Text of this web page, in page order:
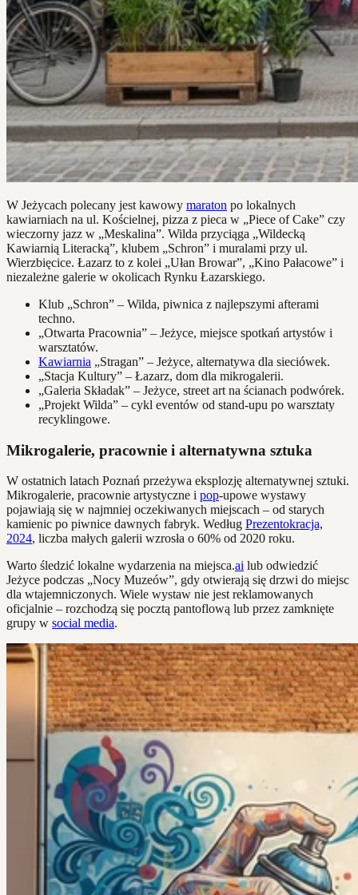
W Jeżycach polecany jest kawowy maraton po lokalnych
kawiarniach na ul. Kościelnej, pizza z pieca w „Piece of Cake” czy
wieczorny jazz w „Meskalina”. Wilda przyciąga „Wildecką
Kawiarnią Literacką”, klubem „Schron” i muralami przy ul.
Wierzbięcice. Łazarz to z kolei „Ułan Browar”, „Kino Pałacowe” i
niezależne galerie w okolicach Rynku Łazarskiego.
Klub „Schron” – Wilda, piwnica z najlepszymi afterami
techno.
„Otwarta Pracownia” – Jeżyce, miejsce spotkań artystów i
warsztatów.
Kawiarnia „Stragan” – Jeżyce, alternatywa dla sieciówek.
„Stacja Kultury” – Łazarz, dom dla mikrogalerii.
„Galeria Składak” – Jeżyce, street art na ścianach podwórek.
„Projekt Wilda” – cykl eventów od stand-upu po warsztaty
recyklingowe.
Mikrogalerie, pracownie i alternatywna sztuka
W ostatnich latach Poznań przeżywa eksplozję alternatywnej sztuki.
Mikrogalerie, pracownie artystyczne i pop-upowe wystawy
pojawiają się w najmniej oczekiwanych miejscach – od starych
kamienic po piwnice dawnych fabryk. Według Prezentokracja,
2024, liczba małych galerii wzrosła o 60% od 2020 roku.
Warto śledzić lokalne wydarzenia na miejsca.ai lub odwiedzić
Jeżyce podczas „Nocy Muzeów”, gdy otwierają się drzwi do miejsc
dla wtajemniczonych. Wiele wystaw nie jest reklamowanych
oficjalnie – rozchodzą się pocztą pantoflową lub przez zamknięte
grupy w social media.